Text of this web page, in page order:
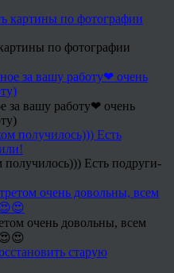
по фотографии
за вашу работу❤ очень
получилось))) Есть подруги-
очень довольны, всем